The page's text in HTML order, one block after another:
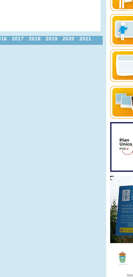
2017 2018 2019 2020
2021